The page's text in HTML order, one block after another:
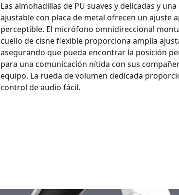
Las almohadillas de PU suaves y delicadas y
ajustable con placa de metal ofrecen un ajuste
perceptible. El micrófono omnidireccional
cuello de cisne flexible proporciona amplia
asegurando que pueda encontrar la posición
para una comunicación nítida con sus
equipo. La rueda de volumen dedicada
control de audio fácil.